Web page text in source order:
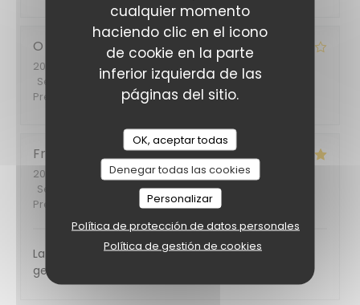
cualquier momento
haciendo clic en el icono
de cookie en la parte
inferior izquierda de las
páginas del sitio.
OK, aceptar todas
Denegar todas las cookies
Personalizar
Política de protección de datos personales
Política de gestión de cookies
O
2026-06-14
- 12:00 - Invitados 3
Servicio
/5 Ambiente:5/5 Menú :4/5 Calidad /
Precio
Francoise F
2026-06-11
- 12:00 - Invitados 7
Servicio
Ambiente:5/5 Menú:
Precio
La nourriture était excellente et le service plein de
gentillesse. Nous reviendrons certainement